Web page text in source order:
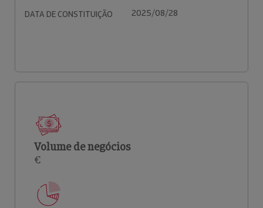
DATA DE CONSTITUIÇÃO 2025/08/28
Volume de negócios
€